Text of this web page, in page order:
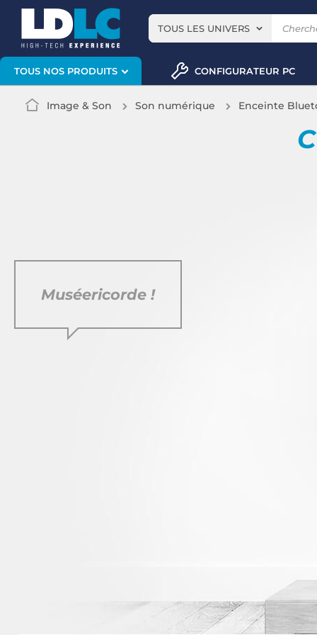
TOUS LES UNIVERS
TOUS NOS PRODUITS CONFIGURATEUR PC
Image & Son Son numérique Enceinte
Muséericorde !